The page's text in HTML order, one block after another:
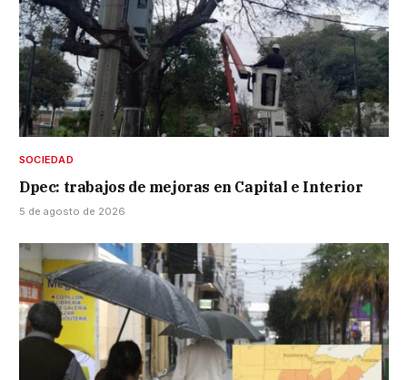
SOCIEDAD
Dpec: trabajos de mejoras en Capital e Interior
5 de agosto de 2026